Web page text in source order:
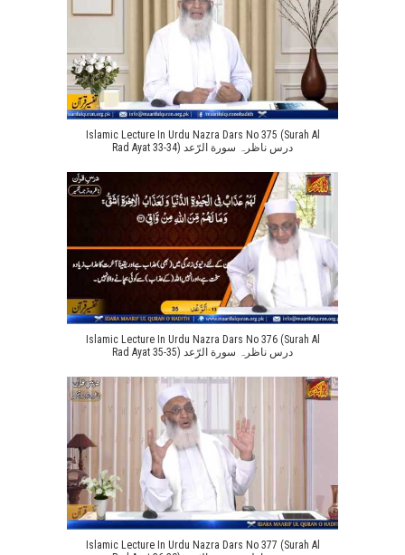
Islamic Lecture In Urdu Nazra Dars No 375 (Surah Al
Rad Ayat 33-34) درس ناظرہ سورة الرّعد
Islamic Lecture In Urdu Nazra Dars No 376 (Surah Al
Rad Ayat 35-35) درس ناظرہ سورة الرّعد
Islamic Lecture In Urdu Nazra Dars No 377 (Surah Al